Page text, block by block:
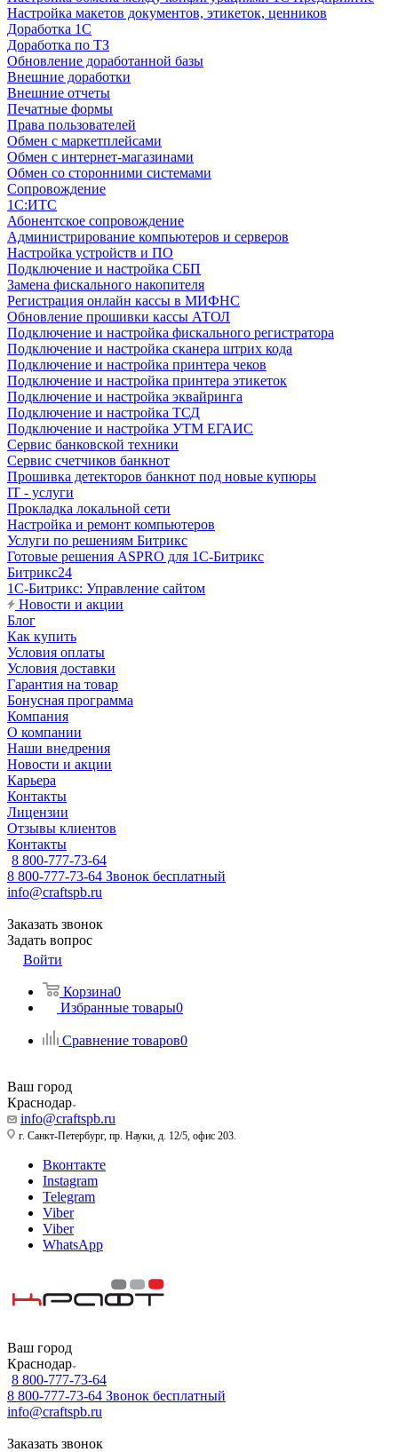
Настройка макетов документов, этикеток, ценников
Доработка 1С
Доработка по ТЗ
Обновление доработанной базы
Внешние доработки
Внешние отчеты
Печатные формы
Права пользователей
Обмен с маркетплейсами
Обмен с интернет-магазинами
Обмен со сторонними системами
Сопровождение
1C:ИТС
Абонентское сопровождение
Администрирование компьютеров и серверов
Настройка устройств и ПО
Подключение и настройка СБП
Замена фискального накопителя
Регистрация онлайн кассы в МИФНС
Обновление прошивки кассы АТОЛ
Подключение и настройка фискального регистратора
Подключение и настройка сканера штрих кода
Подключение и настройка принтера чеков
Подключение и настройка принтера этикеток
Подключение и настройка эквайринга
Подключение и настройка ТСД
Подключение и настройка УТМ ЕГАИС
Сервис банковской техники
Сервис счетчиков банкнот
Прошивка детекторов банкнот под новые купюры
IT - услуги
Прокладка локальной сети
Настройка и ремонт компьютеров
Услуги по решениям Битрикс
Готовые решения ASPRO для 1С-Битрикс
Битрикс24
1С-Битрикс: Управление сайтом
Новости и акции
Блог
Как купить
Условия оплаты
Условия доставки
Гарантия на товар
Бонусная программа
Компания
О компании
Наши внедрения
Новости и акции
Карьера
Контакты
Лицензии
Отзывы клиентов
Контакты
8 800-777-73-64
8 800-777-73-64 Звонок бесплатный
info@craftspb.ru
Заказать звонок
Задать вопрос
Войти
Корзина0
Избранные товары0
Сравнение товаров0
Ваш город
Краснодар
info@craftspb.ru
г. Санкт-Петербург, пр. Науки, д. 12/5, офис 203.
Вконтакте
Instagram
Telegram
Viber
Viber
WhatsApp
Ваш город
Краснодар
8 800-777-73-64
8 800-777-73-64 Звонок бесплатный
info@craftspb.ru
Заказать звонок